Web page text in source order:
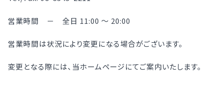
営業時間 － 全日 11:00 ～ 20:00
営業時間は状況により変更になる場合がございます。
変更となる際には、当ホームページにてご案内いたします。